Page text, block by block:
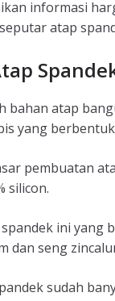
informasi
atap
bahan atap
yang
pembuatan
silicon.
ini
dan seng
sudah